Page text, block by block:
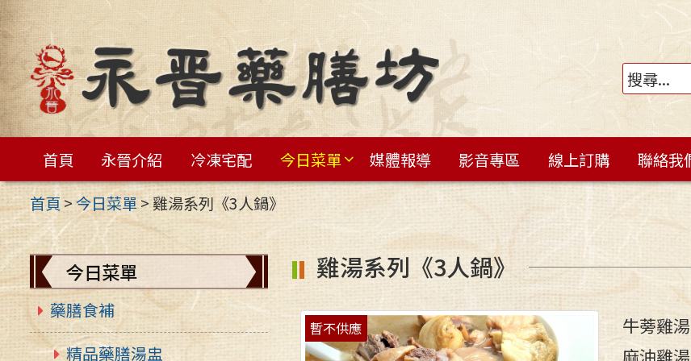
跳
至
主
要
內
區
首頁 永晉介紹 冷凍宅配 今日菜單 媒體報導 影音專區 線上訂購
聯絡我
首頁>今日菜單> 雞湯系列《3人鍋》
今日菜單
藥膳食補
精品藥膳湯盅
雞湯系列《3人鍋》
暫不供應 牛蒡雞湯
麻油雞湯